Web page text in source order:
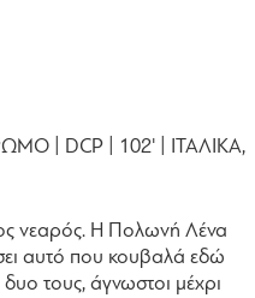
| DCP | 102' | ΙΤΑΛΙΚΑ,
νεαρός. Η Πολωνή Λένα
αυτό που κουβαλά εδώ
δυο τους, άγνωστοι μέχρι